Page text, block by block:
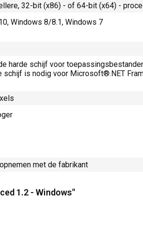
32-bit (x86) - of 64-bit (x64) -
Windows 8/8.1, Windows 7
harde schijf voor
schijf is nodig voor Microsoft®.NET
met de fabrikant
1.2 - Windows"